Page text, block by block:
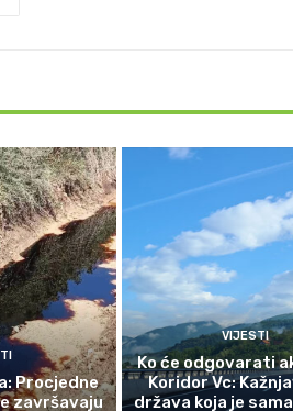
Procjedne
završavaju
VIJESTI
Ko će odgovarati
Koridor Vc:
država koja je